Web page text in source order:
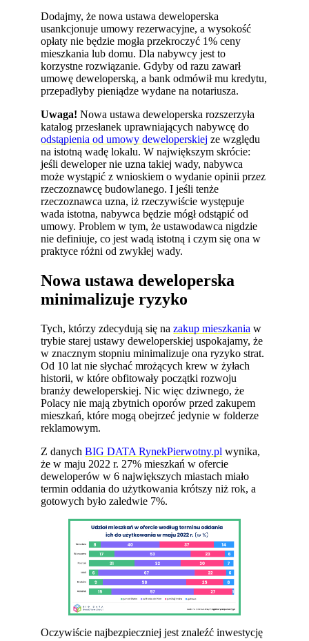
Dodajmy, że nowa ustawa deweloperska
usankcjonuje umowy rezerwacyjne, a wysokość
opłaty nie będzie mogła przekroczyć 1% ceny
mieszkania lub domu. Dla nabywcy jest to
korzystne rozwiązanie. Gdyby od razu zawarł
umowę deweloperską, a bank odmówił mu kredytu,
przepadłyby pieniądze wydane na notariusza.
Uwaga! Nowa ustawa deweloperska rozszerzyła
katalog przesłanek uprawniających nabywcę do
odstąpienia od umowy deweloperskiej ze względu
na istotną wadę lokalu. W największym skrócie:
jeśli deweloper nie uzna takiej wady, nabywca
może wystąpić z wnioskiem o wydanie opinii przez
rzeczoznawcę budowlanego. I jeśli tenże
rzeczoznawca uzna, iż rzeczywiście występuje
wada istotna, nabywca będzie mógł odstąpić od
umowy. Problem w tym, że ustawodawca nigdzie
nie definiuje, co jest wadą istotną i czym się ona w
praktyce różni od zwykłej wady.
Nowa ustawa deweloperska
minimalizuje ryzyko
Tych, którzy zdecydują się nazakup mieszkania w
trybie starej ustawy deweloperskiej uspokajamy, że
w znacznym stopniu minimalizuje ona ryzyko strat.
Od 10 lat nie słychać mrożących krew w żyłach
historii, w które obfitowały początki rozwoju
branży deweloperskiej. Nic więc dziwnego, że
Polacy nie mają zbytnich oporów przed zakupem
mieszkań, które mogą obejrzeć jedynie w folderze
reklamowym.
Z danychBIG DATA RynekPierwotny.pl wynika,
że w maju 2022 r. 27% mieszkań w ofercie
deweloperów w 6 największych miastach miało
termin oddania do użytkowania krótszy niż rok, a
gotowych było zaledwie 7%.
Oczywiście najbezpieczniej jest znaleźć inwestycję